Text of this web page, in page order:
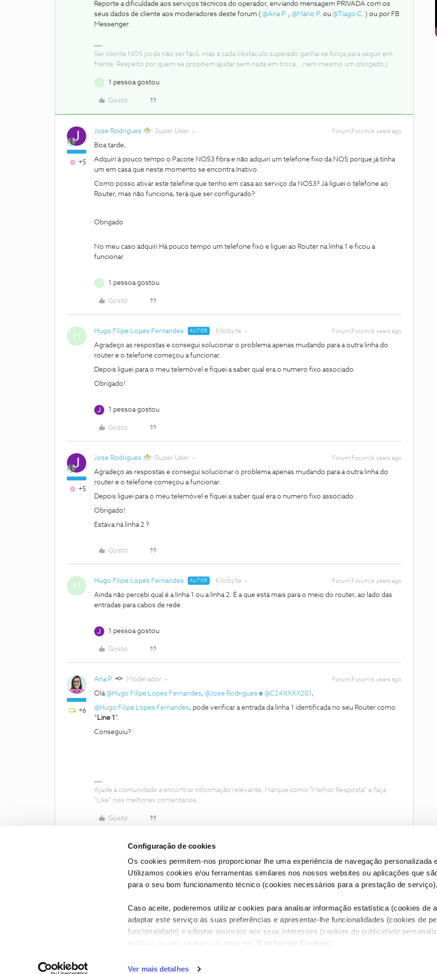
Configuração de cookies
Os cookies permitem-nos proporcionar lhe uma experiência de navegação personalizada
Utilizamos cookies e/ou ferramentas similares nos nossos websites ou aplicações que
para o seu bom funcionamento técnico (cookies necessários para a prestação de serviço).
Caso aceite, poderemos utilizar cookies para analisar informação estatística (cookies de
adaptar este serviço às suas preferências e apresentar-lhe funcionalidades (cookies de
funcionalidade) e adaptar anúncios aos seus interesses (cookies de publicidade
a utilização dos cookies clicando em " Configurar Cookies ".
Ver mais detalhes
Reporte a dificuldade aos serviços técnicos do operador, enviando mensagem PRIVADA com os
seus dados de cliente aos moderadores deste forum ( @Ana P. , @Mário P. ou @Tiago C. ) ou por FB
Messenger.
Ser cliente NOS pode não ser fácil, mas a cada obstáculo superado ganha-se força para seguir em
frente. Respeito por quem se propõem ajudar sem nada em troca... nem mesmo um obrigado;)
1 pessoa gostou
Gosto
+5
Jose Rodrigues Super User Forum|Forum|6 years ago
Boa tarde,
Adquiri à pouco tempo o Pacote NOS3 fibra e não adquiri um telefone fixo da NOS porque já tinha
um em casa que neste momento se encontra Inativo.
Como posso ativar este telefine que tenho em casa ao serviço da NOS3? Já liguei o telefone ao
Router, mas não funciona, terá que ser configurado?
Obrigado
No meu caso adquiri Há pouco tempo um telefone fixo e liguei ao Router na linha 1 e ficou a
funcionar
1 pessoa gostou
Gosto
H Hugo Filipe Lopes Fernandes AUTOR Kilobyte Forum|Forum|6 years ago
Agradeço as respostas e consegui solucionar o problema apenas mudando para a outra linha do
router e o telefone começou a funcionar.
Depois liguei para o meu telemóvel e fiquei a saber qual era o numero fixo associado.
Obrigado!
1 pessoa gostou
Gosto
+5
Jose Rodrigues Super User Forum|Forum|6 years ago
Agradeço as respostas e consegui solucionar o problema apenas mudando para a outra linha do
router e o telefone começou a funcionar.
Depois liguei para o meu telemóvel e fiquei a saber qual era o numero fixo associado.
Obrigado!
Estava na linha 2 ?
Gosto
H Hugo Filipe Lopes Fernandes AUTOR Kilobyte Forum|Forum|6 years ago
Ainda não percebi qual é a linha 1 ou a linha 2. É a que está mais para o meio do router, ao lado das
entradas para cabos de rede.
1 pessoa gostou
Gosto
+6
Ana P. Moderador Forum|Forum|6 years ago
Olá@Hugo Filipe Lopes Fernandes, @Jose Rodrigues e @C24XXXX201 ,
@Hugo Filipe Lopes Fernandes, pode verificar a entrada da linha 1 identificada no seu Router como
“ Line 1 ”.
Conseguiu?
Ajude a comunidade a encontrar informação relevante. Marque como "Melhor Resposta" e faça
"Like" nos melhores comentários.
Gosto
Condições do Fórum NOS Accessibility statement